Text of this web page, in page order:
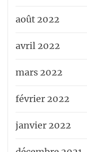
août 2022
avril 2022
mars 2022
février 2022
janvier 2022